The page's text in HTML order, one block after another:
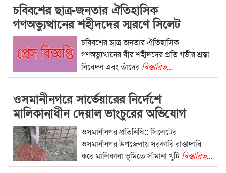
চব্বিশের ছাত্র-জনতার ঐতিহাসিক
গণঅভ্যুত্থানের শহীদদের স্মরণে সিলেট
মহানগর বিএনপির কর্মসূচিচব্বিশের ছাত্র-জনতার ঐতিহাসিক
গণঅভ্যুত্থানের বীর শহীদদের প্রতি গভীর শ্রদ্ধা
নিবেদন এবং তাঁদেরবিস্তারিত...
ওসমানীনগরে সার্ভেয়ারের নির্দেশে
মালিকানাধীন দেয়াল ভাংচুরের অভিযোগ
ওসমানীনগর প্রতিনিধি:: সিলেটের
ওসমানীনগর উপজেলায় সরকারি রাস্তাদাবি
করে মালিকানা ভূমিতে সীমানা খুটিবিস্তারিত...